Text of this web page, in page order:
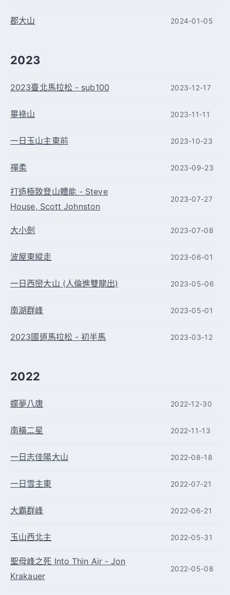
郡大山 2024-01-05
2023
2023臺北馬拉松 - sub100 2023-12-17
畢祿山 2023-11-11
一日玉山主東前 2023-10-23
禪柔 2023-09-23
打造極致登山體能 - Steve
House, Scott Johnston
2023-07-27
大小劍 2023-07-08
波屋東縱走 2023-06-01
一日西巒大山 (人倫進雙龍出) 2023-05-06
南湖群峰 2023-05-01
2023國道馬拉松 - 初半馬 2023-03-12
2022
蝶夢八唐 2022-12-30
南橫二星 2022-11-13
一日志佳陽大山 2022-08-18
一日雪主東 2022-07-21
大霸群峰 2022-06-21
玉山西北主 2022-05-31
聖母峰之死 Into Thin Air - Jon
Krakauer
2022-05-08